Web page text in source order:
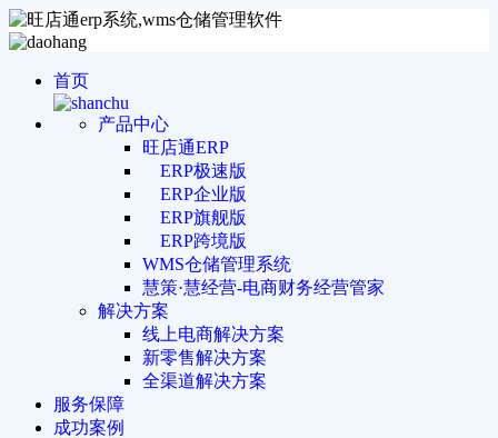
首页
产品中心
旺店通ERP
ERP极速版
ERP企业版
ERP旗舰版
ERP跨境版
WMS仓储管理系统
慧策·慧经营-电商财务经营管家
解决方案
线上电商解决方案
新零售解决方案
全渠道解决方案
服务保障
成功案例